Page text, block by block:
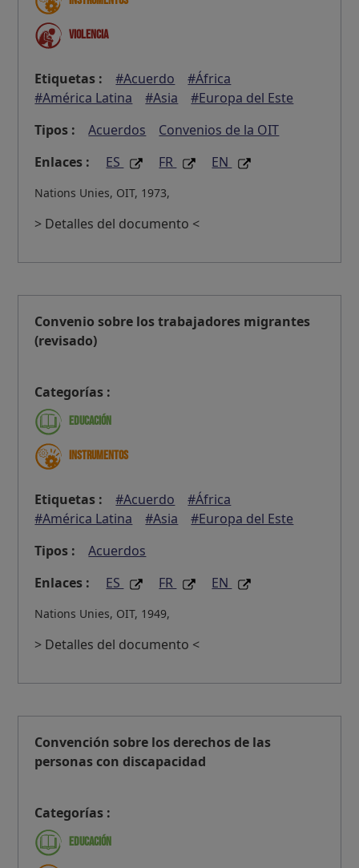
Violencia
Etiquetas : #Acuerdo
#África
#América Latina
#Asia
#Europa del Este
Tipos :
Acuerdos
Convenios de la OIT
Enlaces :
ES FR EN
Nations Unies, OIT, 1973,
> Detalles del documento <
Convenio sobre los trabajadores migrantes
(revisado)
Categorías :
Educación
Instrumentos
Etiquetas : #Acuerdo
#África
#América Latina
#Asia
#Europa del Este
Tipos :
Acuerdos
Enlaces :
ES FR EN
Nations Unies, OIT, 1949,
> Detalles del documento <
Convención sobre los derechos de las
personas con discapacidad
Categorías :
Educación